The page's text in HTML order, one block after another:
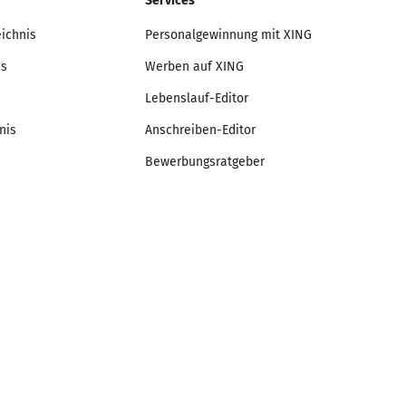
Personalgewinnung mit XING
Werben auf XING
Lebenslauf-Editor
Anschreiben-Editor
Bewerbungsratgeber